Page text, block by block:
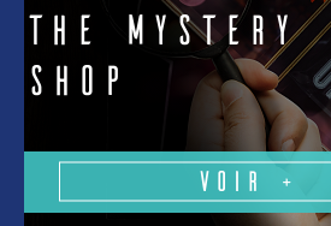
The Mystery
Shop
Voir +